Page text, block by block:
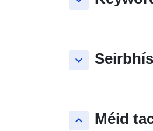
keyboard_arrow_down
keyboard_arrow_up Méid